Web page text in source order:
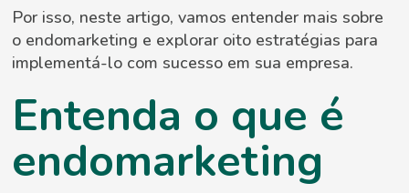
Por isso, neste artigo, vamos entender mais sobre
o endomarketing e explorar oito estratégias para
implementá-lo com sucesso em sua empresa.
Entenda o que é
endomarketing